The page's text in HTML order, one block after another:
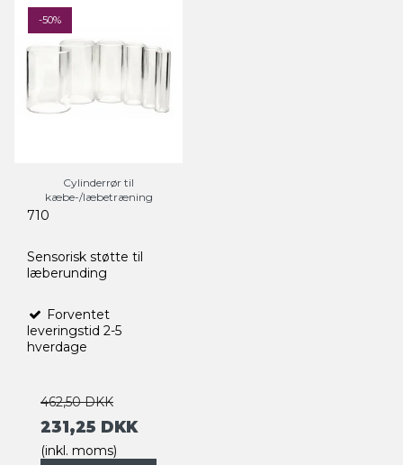
-50%
Cylinderrør til
kæbe-/læbetræning
710
Sensorisk støtte til
læberunding
Forventet
leveringstid 2-5
hverdage
462,50 DKK
231,25 DKK
(inkl. moms)